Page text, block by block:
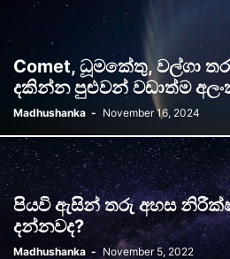
Comet, ධූමකේතු, වල්ගා
දකින්න පුළුවන් වඩාත්ම
Madhushanka - November 16, 2024
පියවි ඇසින් තරු අහස
දන්නවද?
Madhushanka - November 5, 2022